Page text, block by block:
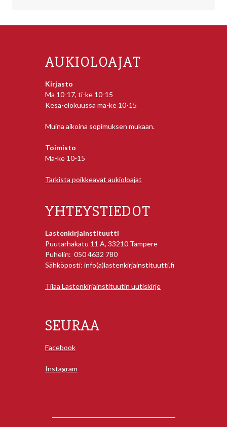
AUKIOLOAJAT
Kirjasto
Ma 10-17, ti-ke 10-15
Kesä-elokuussa ma-ke 10-15
Muina aikoina sopimuksen mukaan.
Toimisto
Ma-ke 10-15
Tarkista poikkeavat aukioloajat
YHTEYSTIEDOT
Lastenkirjainstituutti
Puutarhakatu 11 A, 33210 Tampere
Puhelin: 050 4632 780
Sähköposti: info(a)lastenkirjainstituutti.fi
Tilaa Lastenkirjainstituutin uutiskirje
SEURAA
Facebook
Instagram